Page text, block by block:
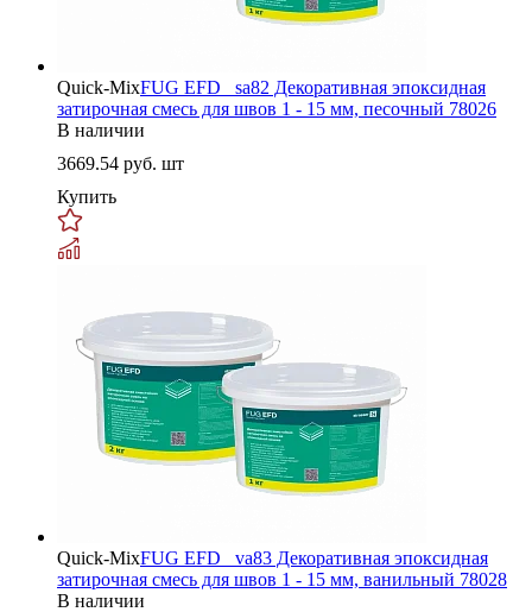
Quick-MixFUG EFD _sa82 Декоративная эпоксидная
затирочная смесь для швов 1 - 15 мм, песочный 78026
В наличии
3669.54 руб. шт
Купить
Quick-MixFUG EFD _va83 Декоративная эпоксидная
затирочная смесь для швов 1 - 15 мм, ванильный 78028
В наличии